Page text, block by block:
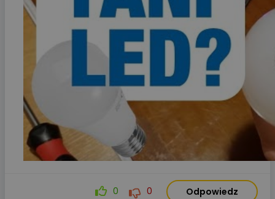
0 0 Odpowiedz